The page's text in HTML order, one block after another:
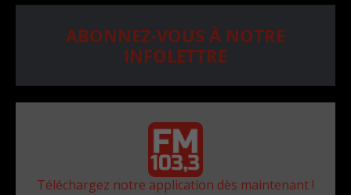
ABONNEZ-VOUS À NOTRE
INFOLETTRE
Téléchargez notre application dès maintenant !